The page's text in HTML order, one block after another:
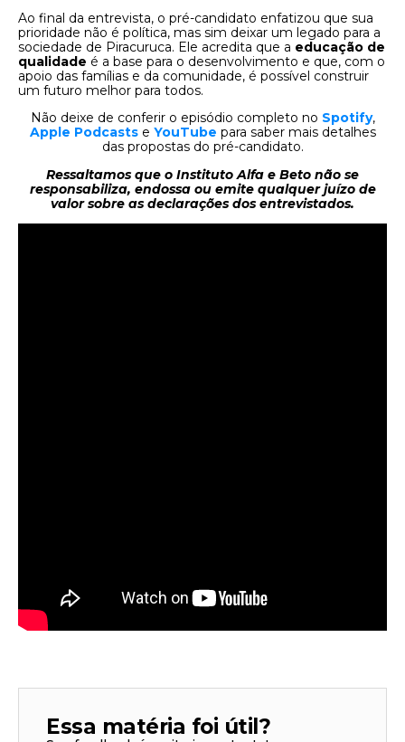
Ao final da entrevista, o pré-candidato enfatizou que sua
prioridade não é política, mas sim deixar um legado para a
sociedade de Piracuruca. Ele acredita que a educação de
qualidade é a base para o desenvolvimento e que, com o
apoio das famílias e da comunidade, é possível construir
um futuro melhor para todos.
Não deixe de conferir o episódio completo no Spotify,
Apple Podcastse YouTube para saber mais detalhes
das propostas do pré-candidato.
Ressaltamos que o Instituto Alfa e Beto não se
responsabiliza, endossa ou emite qualquer juízo de
valor sobre as declarações dos entrevistados.
Essa matéria foi útil?